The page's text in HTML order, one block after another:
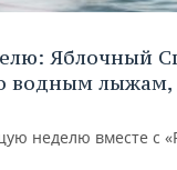
Яблочный
водным лыжам,
неделю вместе с